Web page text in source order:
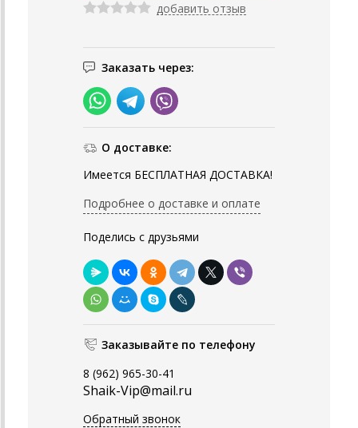
добавить отзыв
Заказать через:
О доставке:
Имеется БЕСПЛАТНАЯ ДОСТАВКА!
Подробнее о доставке и оплате
Поделись с друзьями
Заказывайте по телефону
8 (962) 965-30-41
Shaik-Vip@mail.ru
Обратный звонок